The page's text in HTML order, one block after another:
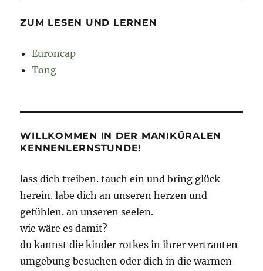
ZUM LESEN UND LERNEN
Euroncap
Tong
WILLKOMMEN IN DER MANIKÜRALEN
KENNENLERNSTUNDE!
lass dich treiben. tauch ein und bring glück
herein. labe dich an unseren herzen und
gefühlen. an unseren seelen.
wie wäre es damit?
du kannst die kinder rotkes in ihrer vertrauten
umgebung besuchen oder dich in die warmen